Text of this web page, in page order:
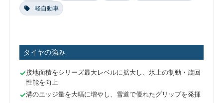
軽自動車
タイヤの強み
接地面積をシリーズ最大レベルに拡大し、氷上の制動・旋回
性能を向上
溝のエッジ量を大幅に増やし、雪道で優れたグリップを発揮